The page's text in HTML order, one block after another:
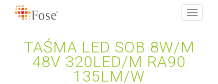
Toggle
TAŚMA LED SOB 8W/M
48V 320LED/M RA90
135LM/W